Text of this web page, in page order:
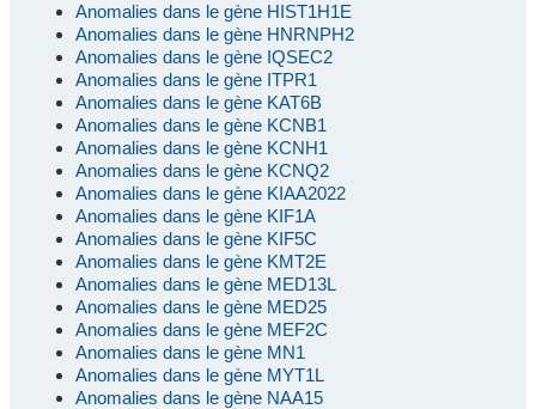
Anomalies dans le gène HIST1H1E
Anomalies dans le gène HNRNPH2
Anomalies dans le gène IQSEC2
Anomalies dans le gène ITPR1
Anomalies dans le gène KAT6B
Anomalies dans le gène KCNB1
Anomalies dans le gène KCNH1
Anomalies dans le gène KCNQ2
Anomalies dans le gène KIAA2022
Anomalies dans le gène KIF1A
Anomalies dans le gène KIF5C
Anomalies dans le gène KMT2E
Anomalies dans le gène MED13L
Anomalies dans le gène MED25
Anomalies dans le gène MEF2C
Anomalies dans le gène MN1
Anomalies dans le gène MYT1L
Anomalies dans le gène NAA15